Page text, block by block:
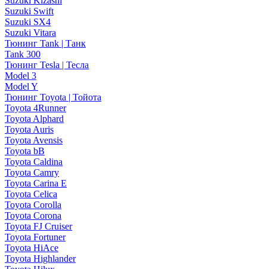
Suzuki Swift
Suzuki SX4
Suzuki Vitara
Тюнинг Tank | Танк
Tank 300
Тюнинг Tesla | Тесла
Model 3
Model Y
Тюнинг Toyota | Тойота
Toyota 4Runner
Toyota Alphard
Toyota Auris
Toyota Avensis
Toyota bB
Toyota Caldina
Toyota Camry
Toyota Carina E
Toyota Celica
Toyota Corolla
Toyota Corona
Toyota FJ Cruiser
Toyota Fortuner
Toyota HiAce
Toyota Highlander